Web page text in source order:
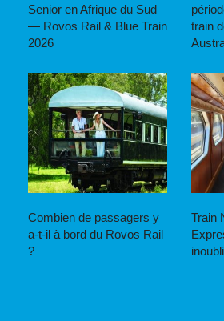
Senior en Afrique du Sud
— Rovos Rail & Blue Train
2026
train
Combien de passagers y
a-t-il à bord du Rovos Rail
?
Train